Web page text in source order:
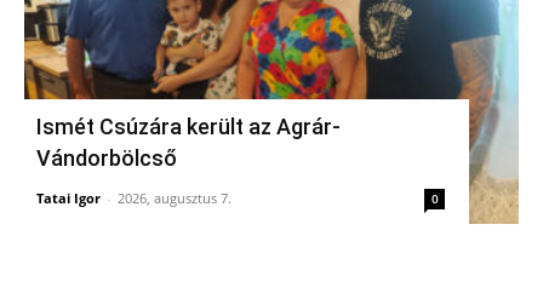
Ismét Csúzára került az Agrár-
Vándorbölcső
Tatai Igor - 2026, augusztus 7. 0